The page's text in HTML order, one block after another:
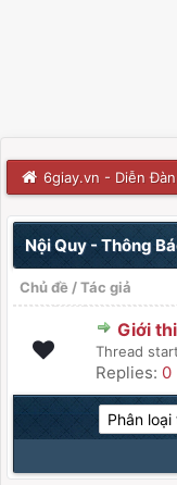
6giay.vn - Diễn
Nội Quy - Thông
Chủ đề /Tác giả
Giới
Thread
Replies: 0